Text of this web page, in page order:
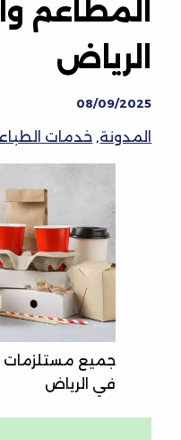
المطاعم
الرياض
08/09/2025
المدونة, خدمات
جميع مستلزمات
في الرياض